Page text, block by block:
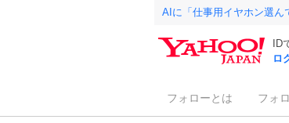
AIに「仕事用イヤホン選ん
ID
ロ
フォローとは フォ